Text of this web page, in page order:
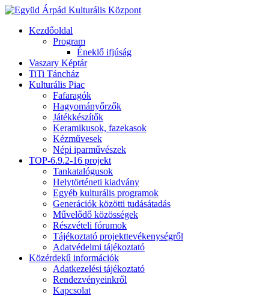
Kezdőoldal
Program
Éneklő ifjúság
Vaszary Képtár
TiTi Táncház
Kulturális Piac
Fafaragók
Hagyományőrzők
Játékkészítők
Keramikusok, fazekasok
Kézművesek
Népi iparművészek
TOP-6.9.2-16 projekt
Tankatalógusok
Helytörténeti kiadvány
Egyéb kulturális programok
Generációk közötti tudásátadás
Művelődő közösségek
Részvételi fórumok
Tájékoztató projekttevékenységről
Adatvédelmi tájékoztató
Közérdekű információk
Adatkezelési tájékoztató
Rendezvényeinkről
Kapcsolat